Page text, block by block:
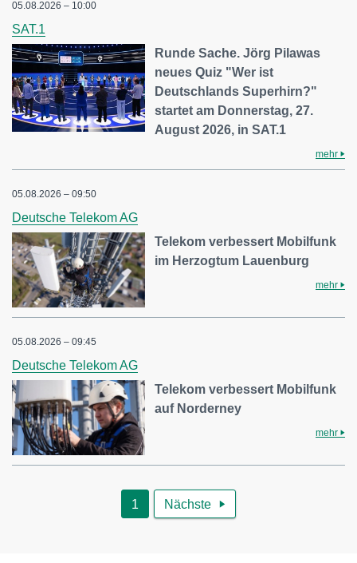
05.08.2026 – 10:00
SAT.1
Runde Sache. Jörg Pilawas
neues Quiz "Wer ist
Deutschlands Superhirn?"
startet am Donnerstag, 27.
August 2026, in SAT.1
mehr
05.08.2026 – 09:50
Deutsche Telekom AG
Telekom verbessert Mobilfunk
im Herzogtum Lauenburg
mehr
05.08.2026 – 09:45
Deutsche Telekom AG
Telekom verbessert Mobilfunk
auf Norderney
mehr
1 Nächste 